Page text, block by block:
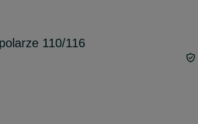
110/116